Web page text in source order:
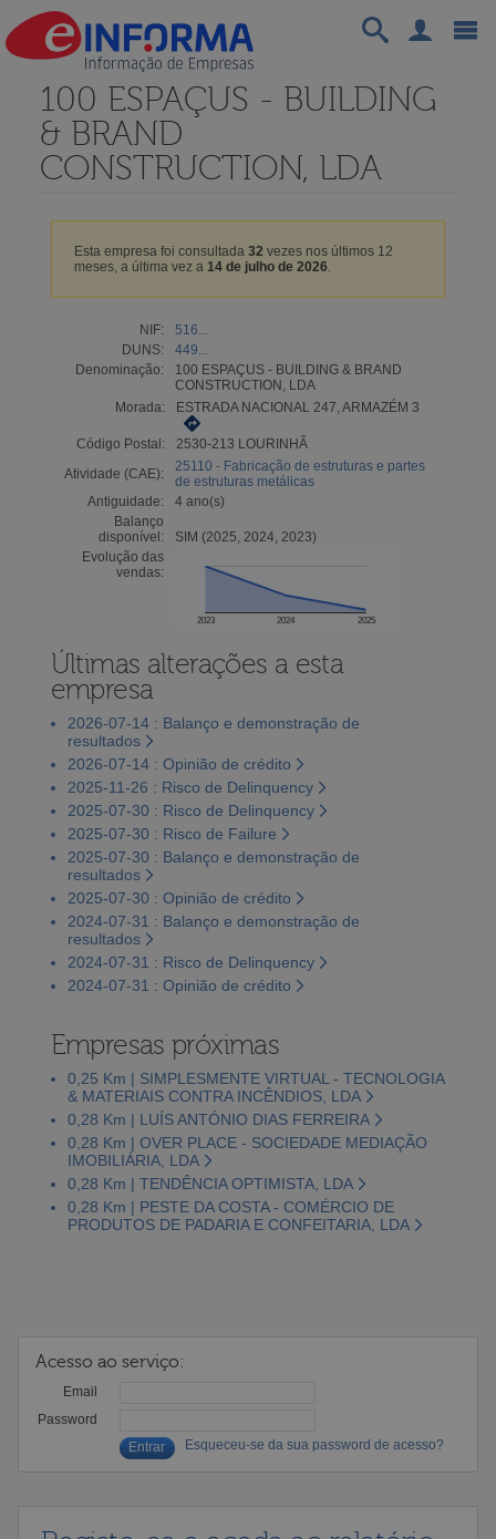
100 ESPAÇUS - BUILDING
& BRAND
CONSTRUCTION, LDA
Esta empresa foi consultada 32 vezes nos últimos 12
meses, a última vez a 14 de julho de 2026.
NIF:
516...
DUNS:
449...
Denominação:
100 ESPAÇUS - BUILDING & BRAND
CONSTRUCTION, LDA
Morada:
ESTRADA NACIONAL 247, ARMAZÉM 3
Código Postal:
2530-213 LOURINHÃ
Atividade (CAE):
25110 - Fabricação de estruturas e partes
de estruturas metálicas
Antiguidade:
4 ano(s)
Balanço
disponível:
SIM (2025, 2024, 2023)
Evolução das
vendas:
2023 2024 2025
Últimas alterações a esta
empresa
2026-07-14 : Balanço e demonstração de
resultados
2026-07-14 : Opinião de crédito
2025-11-26 : Risco de Delinquency
2025-07-30 : Risco de Delinquency
2025-07-30 : Risco de Failure
2025-07-30 : Balanço e demonstração de
resultados
2025-07-30 : Opinião de crédito
2024-07-31 : Balanço e demonstração de
resultados
2024-07-31 : Risco de Delinquency
2024-07-31 : Opinião de crédito
Empresas próximas
0,25 Km | SIMPLESMENTE VIRTUAL - TECNOLOGIA
& MATERIAIS CONTRA INCÊNDIOS, LDA
0,28 Km | LUÍS ANTÓNIO DIAS FERREIRA
0,28 Km | OVER PLACE - SOCIEDADE MEDIAÇÃO
IMOBILIÁRIA, LDA
0,28 Km | TENDÊNCIA OPTIMISTA, LDA
0,28 Km | PESTE DA COSTA - COMÉRCIO DE
PRODUTOS DE PADARIA E CONFEITARIA, LDA
Acesso ao serviço:
Email
Password
Esqueceu-se da sua password de acesso?